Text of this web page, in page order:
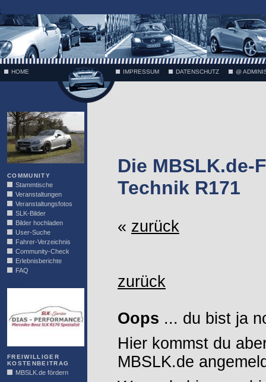
;
HOME IMPRESSUM DATENSCHUTZ @
COMMUNITY
Stammtische
Veranstaltungen
Veranstaltungsfotos
SLK-Bilder
Bilder hochladen
User-Suche
Fahrer-Verzeichnis
Community-Check
Erlebnisberichte
FAQ
FREIWILLIGER
KOSTENBEITRAG
MBSLK.de fördern
Die MBSLK.de-
Technik R171
« zurück
zurück
Oops ... du bist ja
Hier kommst du
MBSLK.de